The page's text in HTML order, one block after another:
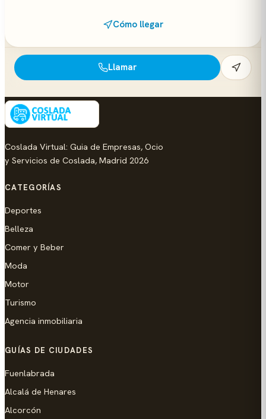
Cómo llegar
Llamar
Coslada Virtual: Guia de Empresas, Ocio
y Servicios de Coslada, Madrid 2026
CATEGORÍAS
Deportes
Belleza
Comer y Beber
Moda
Motor
Turismo
Agencia inmobiliaria
GUÍAS DE CIUDADES
Fuenlabrada
Alcalá de Henares
Alcorcón